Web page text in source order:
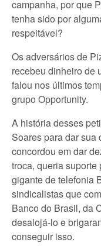
campanha, por que
tenha sido por
respeitável?
Os adversários de
recebeu dinheiro de
falou nos últimos
grupo Opportunity.
A história desses
Soares para dar
concordou em dar
troca, queria suporte
gigante de telefonia
sindicalistas que
Banco do Brasil, da
desalojá-lo e
conseguir isso.